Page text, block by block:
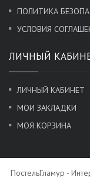
ПОЛИТИКА
УСЛОВИЯ
ЛИЧНЫЙ
ЛИЧНЫЙ КАБИНЕТ
МОИ ЗАКЛАДКИ
МОЯ КОРЗИНА
ПостельГламур -